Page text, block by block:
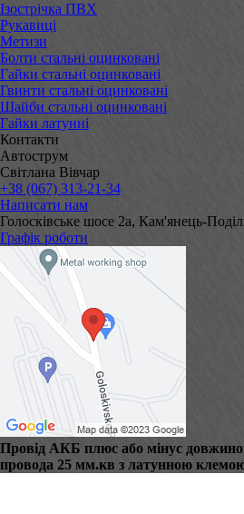
Ізострічка ПВХ
Рукавиці
Метизи
Болти стальні оцинковані
Гайки стальні оцинковані
Гвинти стальні оцинковані
Шайби стальні оцинковані
Гайки латунні
Контакти
Автострум
Світлана Вівчар
+38 (067) 313-21-34
Написати нам
Голосківське шосе 2а, Кам'янець-
Графік роботи
Провід АКБ плюс або мінус
провода 25 мм.кв з латунною